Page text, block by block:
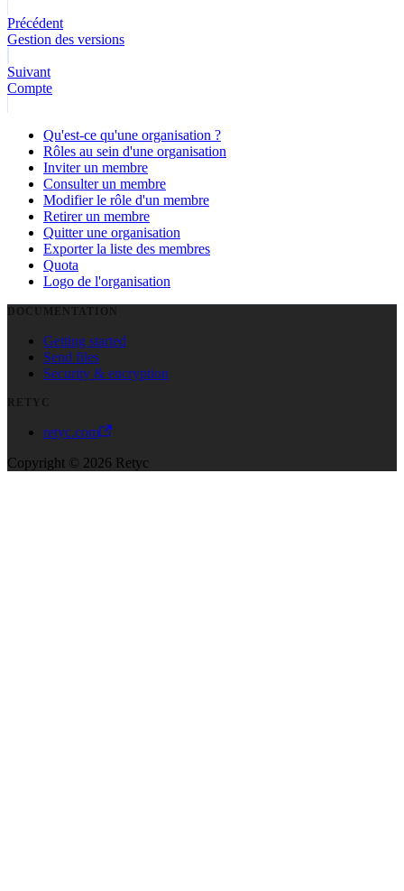
Précédent
Gestion des versions
Suivant
Compte
Qu'est-ce qu'une organisation ?
Rôles au sein d'une organisation
Inviter un membre
Consulter un membre
Modifier le rôle d'un membre
Retirer un membre
Quitter une organisation
Exporter la liste des membres
Quota
Logo de l'organisation
Getting started
Send files
Security & encryption
retyc.com
Copyright © 2026 Retyc